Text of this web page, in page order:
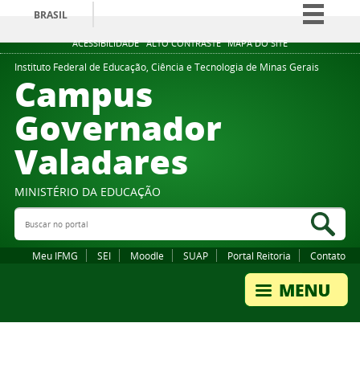
ACESSIBILIDADE ALTO CONTRASTE MAPA DO SITE
BRASIL
Simplifique!
Comunica BR
Instituto Federal de Educação, Ciência e Tecnologia de Minas Gerais
Campus
Governador
Valadares
MINISTÉRIO DA EDUCAÇÃO
Buscar no portal
Meu IFMG SEI Moodle SUAP Portal Reitoria Contato